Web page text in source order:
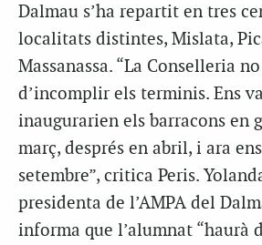
Dalmau s’ha repartit en tres
localitats distintes, Mislata,
Massanassa. “La Conselleria
d’incomplir els terminis. Ens
inaugurarien els barracons en
març, després en abril, i ara
setembre”, critica Peris.
presidenta de l’AMPA del
informa que l’alumnat “haurà